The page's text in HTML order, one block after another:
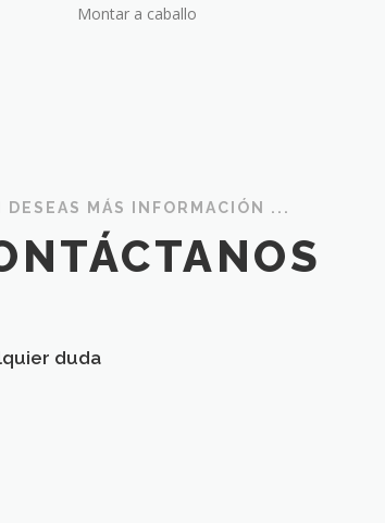
Montar a caballo
DESEAS MÁS INFORMACIÓN ...
duda